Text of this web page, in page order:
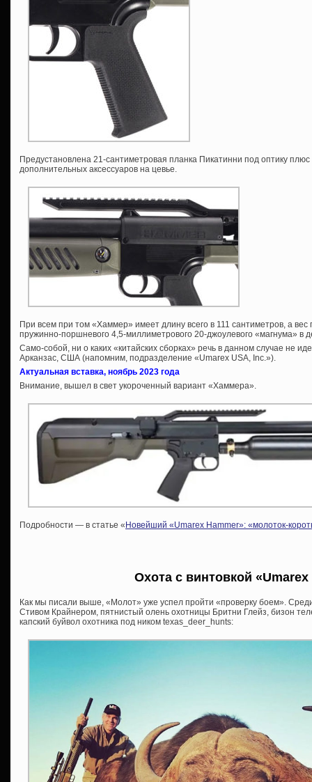
Предустановлена 21-сантиметровая планка Пикатинни под оптику
дополнительных аксессуаров на цевье.
При всем при том «Хаммер» имеет длину всего в 111 сантиметров, а вес
пружинно-поршневого 4,5-миллиметрового 20-джоулевого «магнума» в
Само-собой, ни о каких «китайских сборках» речь в данном случае не
Арканзас, США (напомним, подразделение «Umarex USA, Inc.»).
Актуальная вставка, ноябрь 2023 года
Внимание, вышел в свет укороченный вариант «Хаммера».
Подробности — в статье «Новейший «Umarex Hammer»: «молоток-
Охота с винтовкой «Umarex
Как мы писали выше, «Молот» уже успел пройти «проверку боем».
Стивом Крайнером, пятнистый олень охотницы Бритни Глейз, бизон
капский буйвол охотника под ником texas_deer_hunts: